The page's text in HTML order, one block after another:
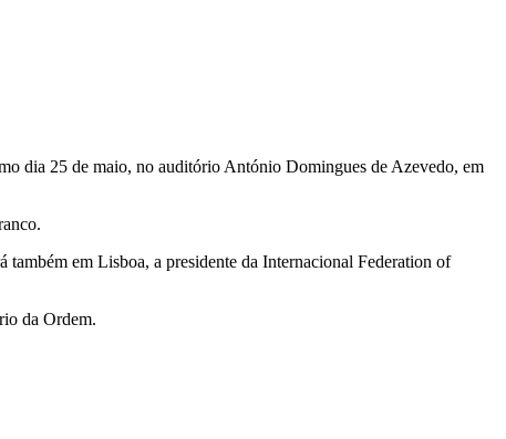
dia 25 de maio, no auditório António Domingues de Azevedo, em
também em Lisboa, a presidente da Internacional Federation of
da Ordem.